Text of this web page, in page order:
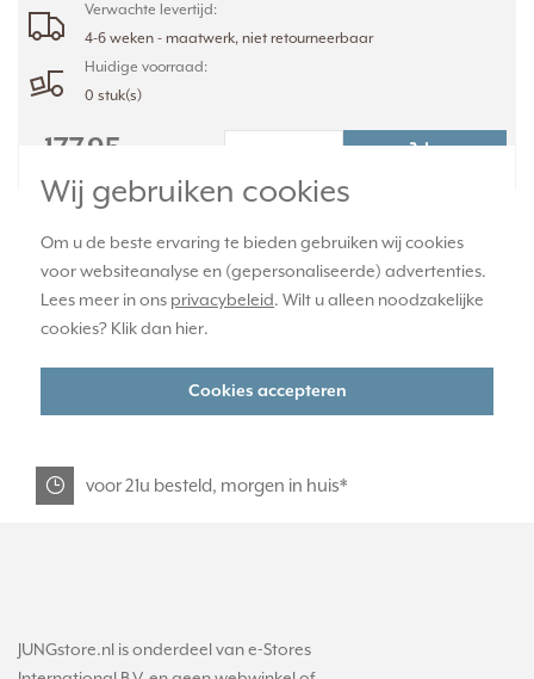
Wij gebruiken cookies
Om u de beste ervaring te bieden gebruiken wij cookies
voor websiteanalyse en (gepersonaliseerde) advertenties.
Lees meer in ons privacybeleid. Wilt u alleen noodzakelijke
cookies? Klik dan hier.
Cookies accepteren
Verwachte levertijd:
4-6 weken - maatwerk, niet retourneerbaar
Huidige voorraad:
0 stuk(s)
177,95
officiële JUNG dealer
365 dagen retourrecht
veilig kopen met kopersbescherming
voor 21u besteld, morgen in huis*
JUNGstore.nl is onderdeel van e-Stores